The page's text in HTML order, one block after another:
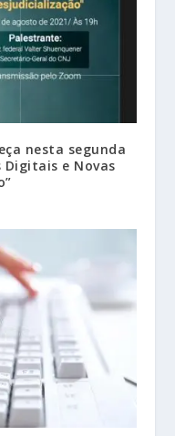
nesta segunda
e Novas